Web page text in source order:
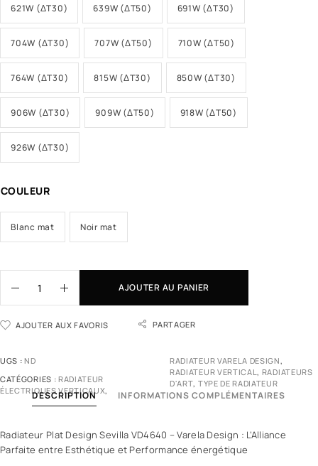
621W (ΔT30) 639W (ΔT50) 691W (ΔT30)
704W (ΔT30) 707W (ΔT50) 710W (ΔT50)
764W (ΔT30) 815W (ΔT30) 850W (ΔT30)
906W (ΔT30) 909W (ΔT50) 918W (ΔT50)
926W (ΔT30)
COULEUR
Blanc mat Noir mat
AJOUTER AU PANIER
AJOUTER AUX FAVORIS PARTAGER
UGS :ND
CATÉGORIES : RADIATEUR
ÉLECTRIQUES VERTICAUX,
RADIATEUR VARELA DESIGN,
RADIATEUR VERTICAL, RADIATEURS
D'ART, TYPE DE RADIATEUR
DESCRIPTION INFORMATIONS COMPLÉMENTAIRES
Radiateur Plat Design Sevilla VD4640 – Varela Design : L’Alliance
Parfaite entre Esthétique et Performance énergétique